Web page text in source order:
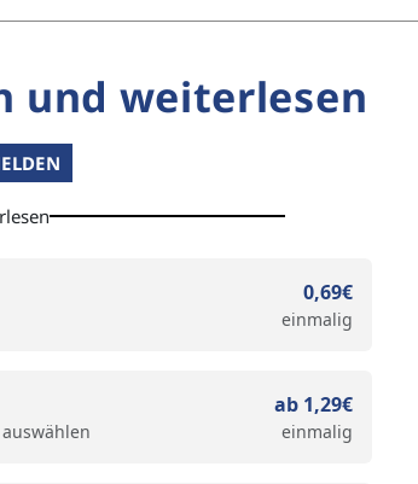
und weiterlesen
0,69€
einmalig
ab 1,29€
einmalig